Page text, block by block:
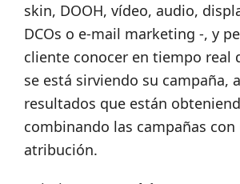
skin, DOOH, vídeo, audio,
DCOs o e-mail marketing -, y
cliente conocer en tiempo real
se está sirviendo su campaña,
resultados que están
combinando las campañas
atribución.